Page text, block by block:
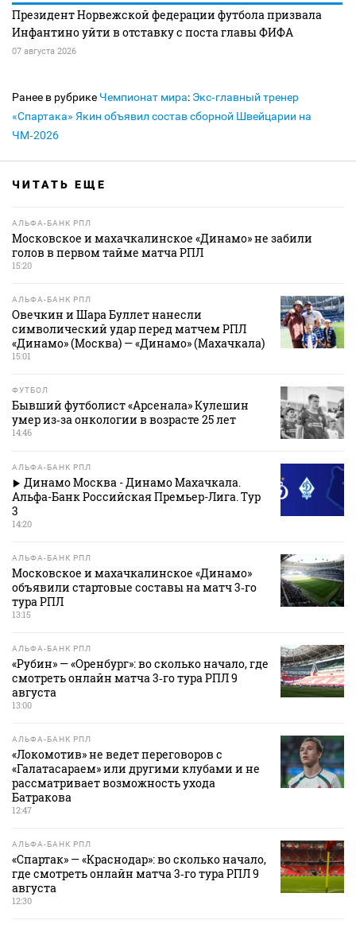
Президент Норвежской федерации футбола призвала
Инфантино уйти в отставку с поста главы ФИФА
07 августа 2026
Ранее в рубрике Чемпионат мира: Экс‑главный тренер
«Спартака» Якин объявил состав сборной Швейцарии на
ЧМ‑2026
ЧИТАТЬ ЕЩЕ
АЛЬФА-БАНК РПЛ
Московское и махачкалинское «Динамо» не забили
голов в первом тайме матча РПЛ
15:20
АЛЬФА-БАНК РПЛ
Овечкин и Шара Буллет нанесли
символический удар перед матчем РПЛ
«Динамо» (Москва) — «Динамо» (Махачкала)
15:01
ФУТБОЛ
Бывший футболист «Арсенала» Кулешин
умер из‑за онкологии в возрасте 25 лет
14:46
АЛЬФА-БАНК РПЛ
Динамо Москва - Динамо Махачкала.
Альфа-Банк Российская Премьер-Лига. Тур
3
14:20
АЛЬФА-БАНК РПЛ
Московское и махачкалинское «Динамо»
объявили стартовые составы на матч 3‑го
тура РПЛ
13:15
АЛЬФА-БАНК РПЛ
«Рубин» — «Оренбург»: во сколько начало, где
смотреть онлайн матча 3‑го тура РПЛ 9
августа
13:00
АЛЬФА-БАНК РПЛ
«Локомотив» не ведет переговоров с
«Галатасараем» или другими клубами и не
рассматривает возможность ухода
Батракова
12:47
АЛЬФА-БАНК РПЛ
«Спартак» — «Краснодар»: во сколько начало,
где смотреть онлайн матча 3‑го тура РПЛ 9
августа
12:30